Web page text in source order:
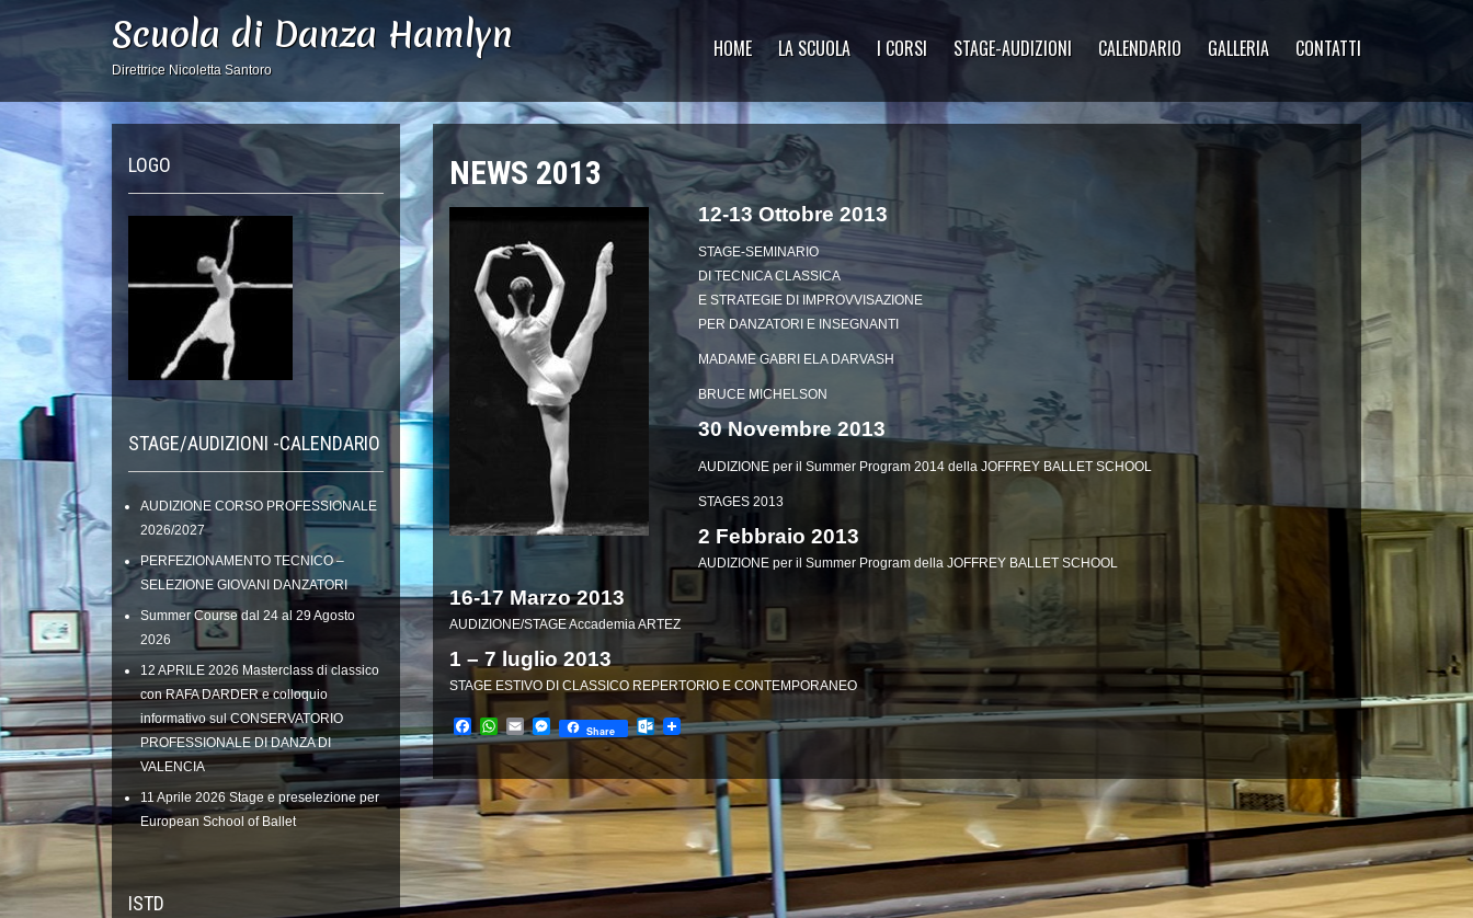
Scuola di Danza Hamlyn
Direttrice Nicoletta Santoro
HOME LA SCUOLA I CORSI STAGE-AUDIZIONI CALENDARIO GALLERIA CONTATTI
LOGO
STAGE/AUDIZIONI -CALENDARIO
AUDIZIONE CORSO PROFESSIONALE
2026/2027
PERFEZIONAMENTO TECNICO –
SELEZIONE GIOVANI DANZATORI
Summer Course dal 24 al 29 Agosto
2026
12 APRILE 2026 Masterclass di classico
con RAFA DARDER e colloquio
informativo sul CONSERVATORIO
PROFESSIONALE DI DANZA DI
VALENCIA
11 Aprile 2026 Stage e preselezione per
European School of Ballet
ISTD
NEWS 2013
12-13 Ottobre 2013
STAGE-SEMINARIO
DI TECNICA CLASSICA
E STRATEGIE DI IMPROVVISAZIONE
PER DANZATORI E INSEGNANTI
MADAME GABRI ELA DARVASH
BRUCE MICHELSON
30 Novembre 2013
AUDIZIONE per il Summer Program 2014 della JOFFREY BALLET SCHOOL
STAGES 2013
2 Febbraio 2013
AUDIZIONE per il Summer Program della JOFFREY BALLET SCHOOL
16-17 Marzo 2013
AUDIZIONE/STAGE Accademia ARTEZ
1 – 7 luglio 2013
STAGE ESTIVO DI CLASSICO REPERTORIO E CONTEMPORANEO
Facebook
WhatsApp
EmailMessenger
Share Outlook.com